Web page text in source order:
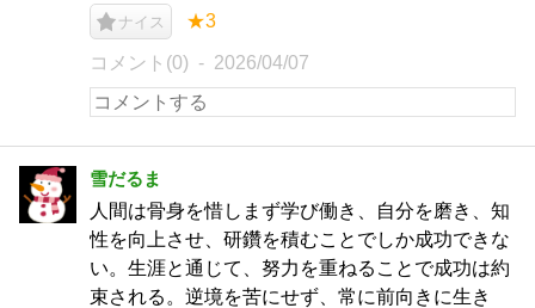
ナイス ★3
コメント(0) 2026/04/07
雪だるま
人間は骨身を惜しまず学び働き、自分を磨き、知
性を向上させ、研鑽を積むことでしか成功できな
い。生涯と通じて、努力を重ねることで成功は約
束される。逆境を苦にせず、常に前向きに生き